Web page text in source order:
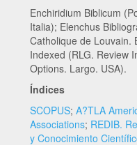
Enchiridium Biblicum
Italia); Elenchus
Catholique de
Indexed (RLG. Review
Options. Largo. USA).
Índices
SCOPUS; A?TLA
Associations; REDIB.
y Conocimiento